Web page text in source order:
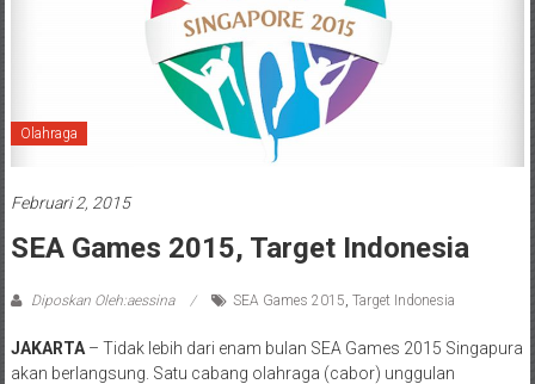
Olahraga
Februari 2, 2015
SEA Games 2015, Target Indonesia
Diposkan Oleh:aessina SEA Games 2015 Target Indonesia
JAKARTA – Tidak lebih dari enam bulan SEA Games 2015 Singapura
akan berlangsung. Satu cabang olahraga (cabor) unggulan